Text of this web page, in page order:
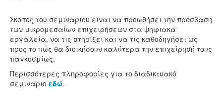
Σκοπός του σεμιναρίου είναι να προωθήσει την πρόσβαση
των μικρομεσαίων επιχειρήσεων στα ψηφιακά
εργαλεία, να τις στηρίξει και να τις καθοδηγήσει ως
προς το πώς θα διοικήσουν καλύτερα την επιχείρησή τους
παγκοσμίως.
Περισσότερες πληροφορίες για το διαδικτυακό
σεμινάριο εδώ.